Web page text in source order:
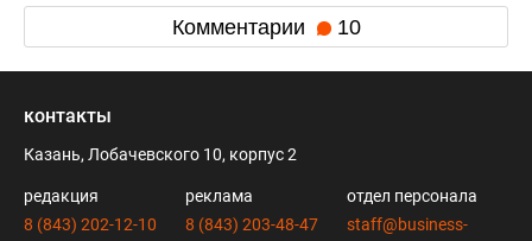
Комментарии 10
контакты
Казань, Лобачевского 10, корпус 2
редакция
8 (843) 202-12-10
реклама
8 (843) 203-48-47
отдел персонала
staff@business-